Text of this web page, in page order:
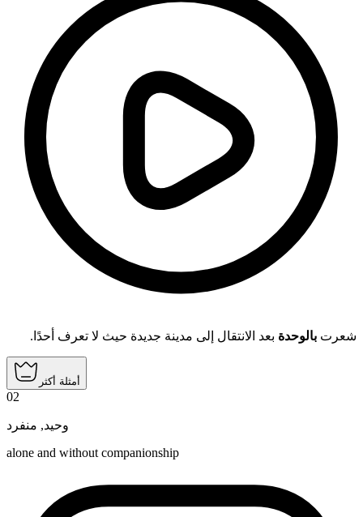
شعرت بالوحدة بعد الانتقال إلى مدينة جديدة حيث لا تعرف أحدًا.
أمثلة أكثر
02
وحيد, منفرد
alone and without companionship